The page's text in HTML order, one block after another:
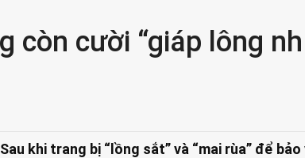
còn cười “giáp lông
Sau khi trang bị “lồng sắt” và “mai rùa” để